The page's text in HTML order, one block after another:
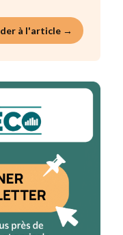
à l'article →